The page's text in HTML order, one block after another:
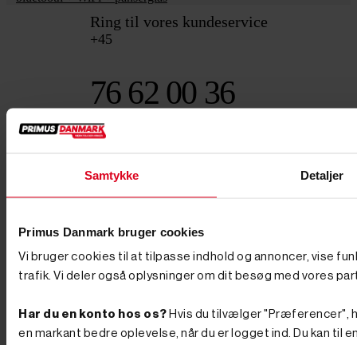
Samtykke Detaljer
Primus Danmark bruger cookies
Vi bruger cookies til at tilpasse indhold og annoncer, vise
trafik. Vi deler også oplysninger om dit besøg med vores
Har du en konto hos os? Hvis du tilvælger "Præferencer",
en markant bedre oplevelse, når du er logget ind. Du kan
Ring til vores kundeservice
+45
76 62 00 36
4.8 stjerner
Tilmeld
samtykke tilbage.